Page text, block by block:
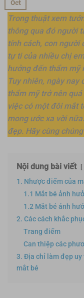
Oct
Trong thuật xem
thông qua đó người
tính cách, con người
tự ti của nhiều chị
hưởng đến thẩm mỹ
Tuy nhiên, ngày nay
thẩm mỹ trở nên
việc có một đôi mắt
mong ước xa vời
đẹp. Hãy cùng
Nội dung bài viết
1. Nhược điểm của
1.1 Mắt bé ảnh
1.2 Mắt bé ảnh
2. Các cách khắc
Trang điểm
Can thiệp các
3. Địa chỉ làm đẹp
mắt bé